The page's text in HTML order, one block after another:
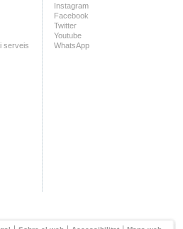
serveis
Instagram
Facebook
Twitter
Youtube
WhatsApp